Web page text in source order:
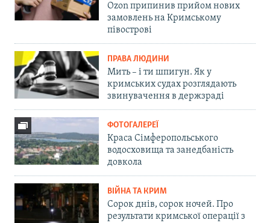
Ozon припинив прийом нових
замовлень на Кримському
півострові
ПРАВА ЛЮДИНИ
Мить – і ти шпигун. Як у
кримських судах розглядають
звинувачення в держзраді
ФОТОГАЛЕРЕЇ
Краса Сімферопольського
водосховища та занедбаність
довкола
ВІЙНА ТА КРИМ
Сорок днів, сорок ночей. Про
результати кримської операції з